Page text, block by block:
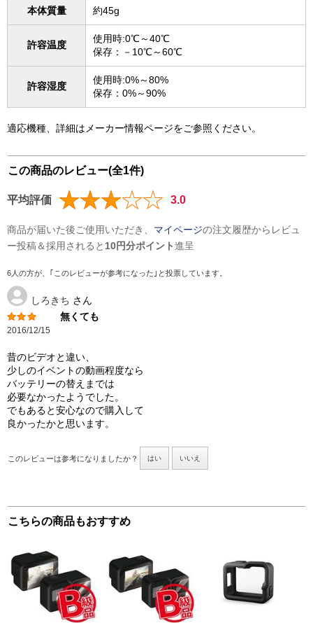
本体質量 約45g
許容温度
使用時:0℃～40℃
保存：－10℃～60℃
許容湿度
使用時:0%～80%
保存：0%～90%
適応機種、詳細はメーカー情報ページをご参照ください。
この商品のレビュー(全1件)
平均評価 3.0
商品が届いた後ご使用いただき、 マイページの注文履歴からレビュ
ー投稿＆採用されると 10円分ポイント進呈
6人の方が、｢このレビューが参考になった｣と投票しています。
しろきち さん
無くても
2016/12/15
昔のビデオと違い、
少しのイベントの動画程度なら
バッテリーの替えまでは
必要なかったようでした。
でもあると安心なので購入して
良かったかと思います。
このレビューは参考になりましたか？ はい いいえ
こちらの商品もおすすめ